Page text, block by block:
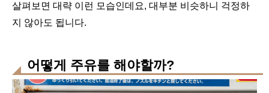
살펴보면 대략 이런 모습인데요, 대부분 비슷하니 걱정하
지 않아도 됩니다.
어떻게 주유를 해야할까?